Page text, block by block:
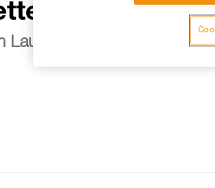
abonnieren
Laufenden bleiben